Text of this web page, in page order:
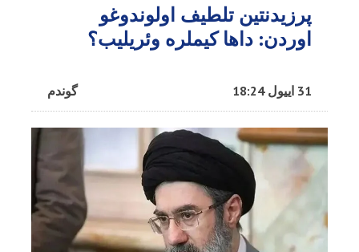
پرزیدنتین تلطیف اولوندوغو
اوردن: داها کیملره وئریلیب؟
گوندم 31 اییول 18:24